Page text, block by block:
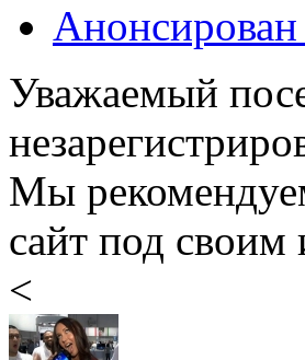
Анонсирован
Уважаемый
Мы
сайт под своим
<